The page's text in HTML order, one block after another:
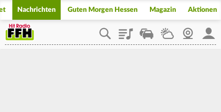
Nachrichten Guten Morgen Hessen Magazin Aktionen
PlaylistStaupilotWetterWebcam